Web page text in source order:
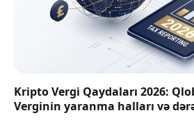
Kripto Vergi Qaydaları 2026:
Verginin yaranma halları və